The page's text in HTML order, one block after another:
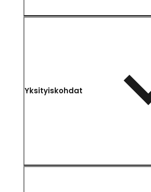
Yksityiskohdat